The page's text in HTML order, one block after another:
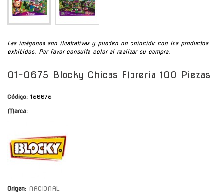
Las imágenes son ilustrativas y pueden no coincidir con los productos
exhibidos. Por favor consulte color al realizar su compra.
01-0675 Blocky Chicas Floreria 100 Piezas
Código: 156675
Marca:
Origen: NACIONAL